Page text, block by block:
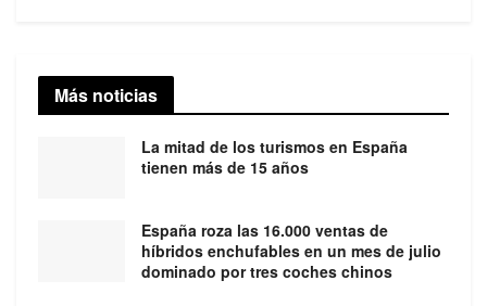
Más noticias
La mitad de los turismos en España
tienen más de 15 años
España roza las 16.000 ventas de
híbridos enchufables en un mes de julio
dominado por tres coches chinos